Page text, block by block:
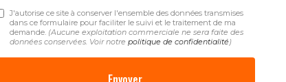
J'autorise ce site à conserver l'ensemble des données transmises
dans ce formulaire pour faciliter le suivi et le traitement de ma
demande. (Aucune exploitation commerciale ne sera faite des
données conservées. Voir notre politique de confidentialité)